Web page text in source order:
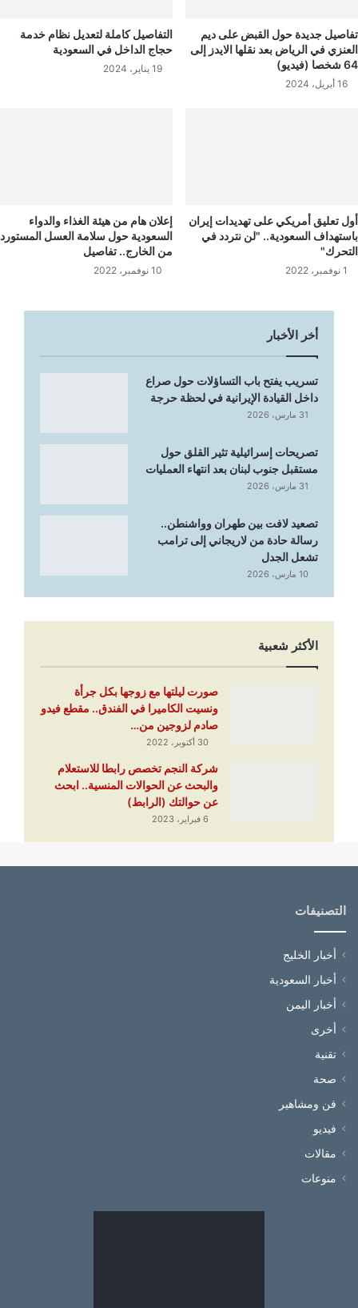
تفاصيل جديدة حول القبض على ديم
العنزي في الرياض بعد نقلها الايدز إلى
64 شخصا (فيديو)
16 أبريل، 2024
التفاصيل كاملة لتعديل نظام خدمة
حجاج الداخل في السعودية
19 يناير، 2024
أول تعليق أمريكي على تهديدات إيران
باستهداف السعودية.. "لن نتردد في
التحرك"
1 نوفمبر، 2022
إعلان هام من هيئة الغذاء والدواء
السعودية حول سلامة العسل المستورد
من الخارج.. تفاصيل
10 نوفمبر، 2022
أخر الأخبار
تسريب يفتح باب التساؤلات حول صراع
داخل القيادة الإيرانية في لحظة حرجة
31 مارس، 2026
تصريحات إسرائيلية تثير القلق حول
مستقبل جنوب لبنان بعد انتهاء العمليات
31 مارس، 2026
تصعيد لافت بين طهران وواشنطن..
رسالة حادة من لاريجاني إلى ترامب
تشعل الجدل
10 مارس، 2026
الأكثر شعبية
صورت ليلتها مع زوجها بكل جرأة
ونسيت الكاميرا في الفندق.. مقطع فيدو
صادم لزوجين من…
30 أكتوبر، 2022
شركة النجم تخصص رابطا للاستعلام
والبحث عن الحوالات المنسية.. ابحث
عن حوالتك (الرابط)
6 فبراير، 2023
التصنيفات
أخبار الخليج
أخبار السعودية
أخبار اليمن
أخرى
تقنية
صحة
فن ومشاهير
فيديو
مقالات
منوعات